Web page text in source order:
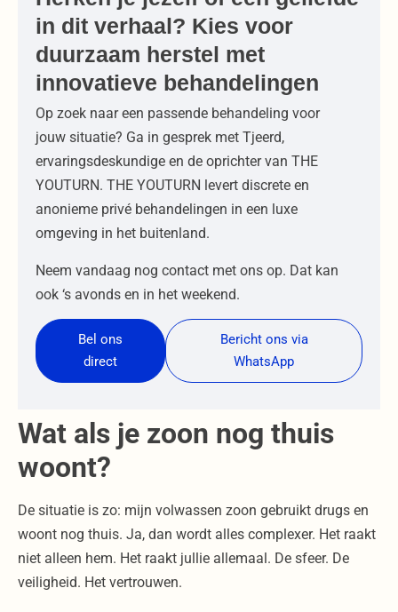
in dit verhaal? Kies voor
duurzaam herstel met
innovatieve behandelingen
Op zoek naar een passende behandeling voor
jouw situatie? Ga in gesprek met Tjeerd,
ervaringsdeskundige en de oprichter van THE
YOUTURN. THE YOUTURN levert discrete en
anonieme privé behandelingen in een luxe
omgeving in het buitenland.
Neem vandaag nog contact met ons op. Dat kan
ook ‘s avonds en in het weekend.
Bel ons
direct
Bericht ons via
WhatsApp
Wat als je zoon nog thuis
woont?
De situatie is zo: mijn volwassen zoon gebruikt drugs en
woont nog thuis. Ja, dan wordt alles complexer. Het raakt
niet alleen hem. Het raakt jullie allemaal. De sfeer. De
veiligheid. Het vertrouwen.